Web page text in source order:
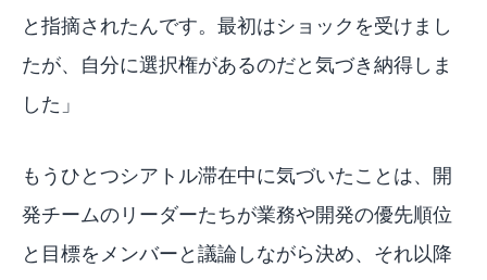
と指摘されたんです。最初はショックを受けまし
たが、自分に選択権があるのだと気づき納得しま
した」
もうひとつシアトル滞在中に気づいたことは、開
発チームのリーダーたちが業務や開発の優先順位
と目標をメンバーと議論しながら決め、それ以降